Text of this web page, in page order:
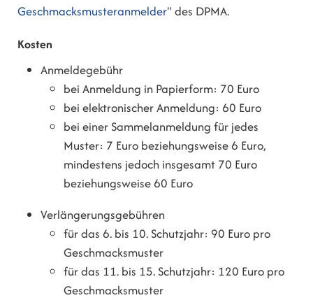
Geschmacksmusteranmelder" des DPMA.
Kosten
Anmeldegebühr
bei Anmeldung in Papierform: 70 Euro
bei elektronischer Anmeldung: 60 Euro
bei einer Sammelanmeldung für jedes
Muster: 7 Euro beziehungsweise 6 Euro,
mindestens jedoch insgesamt 70 Euro
beziehungsweise 60 Euro
Verlängerungsgebühren
für das 6. bis 10. Schutzjahr: 90 Euro pro
Geschmacksmuster
für das 11. bis 15. Schutzjahr: 120 Euro pro
Geschmacksmuster